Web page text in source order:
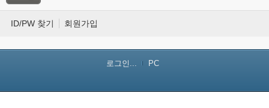
ID/PW 찾기 회원가입
로그인... PC